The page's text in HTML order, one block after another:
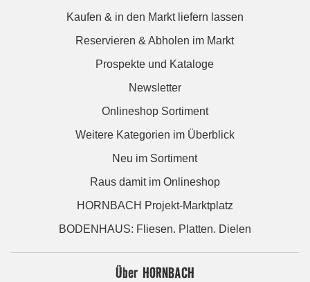
Kaufen & in den Markt liefern lassen
Reservieren & Abholen im Markt
Prospekte und Kataloge
Newsletter
Onlineshop Sortiment
Weitere Kategorien im Überblick
Neu im Sortiment
Raus damit im Onlineshop
HORNBACH Projekt-Marktplatz
BODENHAUS: Fliesen. Platten. Dielen
Über HORNBACH